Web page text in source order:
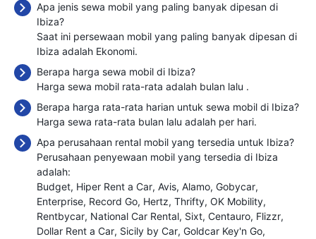
Apa jenis sewa mobil yang paling banyak dipesan di
Ibiza?
Saat ini persewaan mobil yang paling banyak dipesan di
Ibiza adalah Ekonomi.
Berapa harga sewa mobil di Ibiza?
Harga sewa mobil rata-rata adalah bulan lalu .
Berapa harga rata-rata harian untuk sewa mobil di Ibiza?
Harga sewa rata-rata bulan lalu adalah per hari.
Apa perusahaan rental mobil yang tersedia untuk Ibiza?
Perusahaan penyewaan mobil yang tersedia di Ibiza
adalah:
Budget Hiper Rent a Car Avis Alamo Gobycar
Enterprise Record Go Hertz Thrifty OK Mobility
Rentbycar National Car Rental Sixt Centauro Flizzr
Dollar Rent a Car Sicily by Car Goldcar Key'n Go